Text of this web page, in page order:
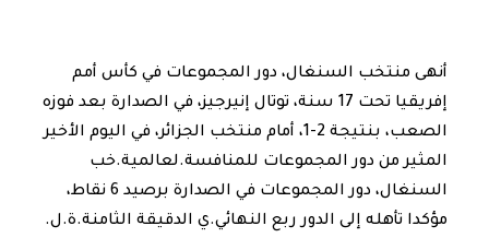
أنهى منتخب السنغال، دور المجموعات في كأس أمم
إفريقيا تحت 17 سنة، توتال إنيرجيز، في الصدارة بعد فوزه
الصعب، بنتيجة 2-1، أمام منتخب الجزائر، في اليوم الأخير
المثير من دور المجموعات للمنافسة.لعالمية.خب
السنغال، دور المجموعات في الصدارة برصيد 6 نقاط،
مؤكدا تأهله إلى الدور ربع النهائي.ي الدقيقة الثامنة.ة.ل.